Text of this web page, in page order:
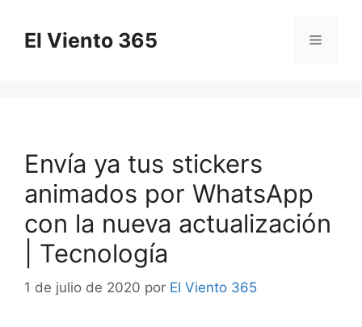
contenido
El Viento 365 Menú
Envía ya tus stickers
animados por WhatsApp
con la nueva actualización
| Tecnología
1 de julio de 2020 por El Viento 365